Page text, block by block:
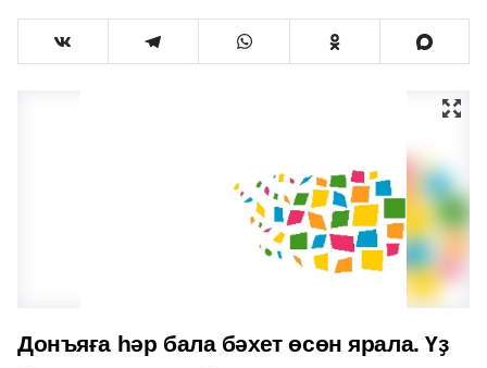
Донъяға һәр бала бәхет өсөн ярала. Үҙ